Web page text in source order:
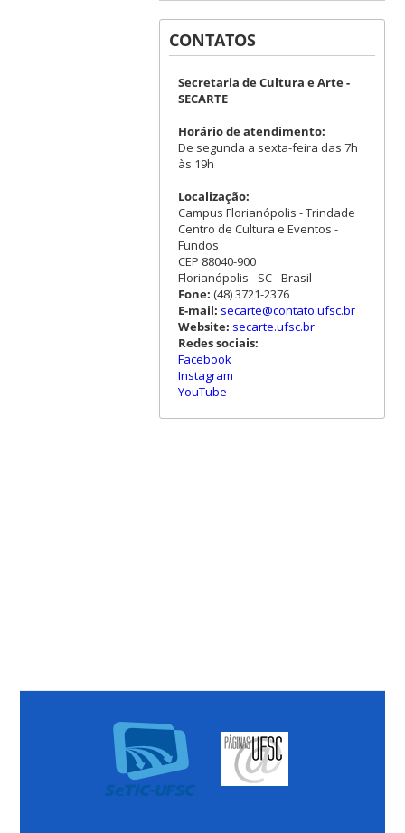
CONTATOS
Secretaria de Cultura e Arte -
SECARTE
Horário de atendimento:
De segunda a sexta-feira das 7h
às 19h
Localização:
Campus Florianópolis - Trindade
Centro de Cultura e Eventos -
Fundos
CEP 88040-900
Florianópolis - SC - Brasil
Fone: (48) 3721-2376
E-mail: secarte@contato.ufsc.br
Website: secarte.ufsc.br
Redes sociais:
Facebook
Instagram
YouTube